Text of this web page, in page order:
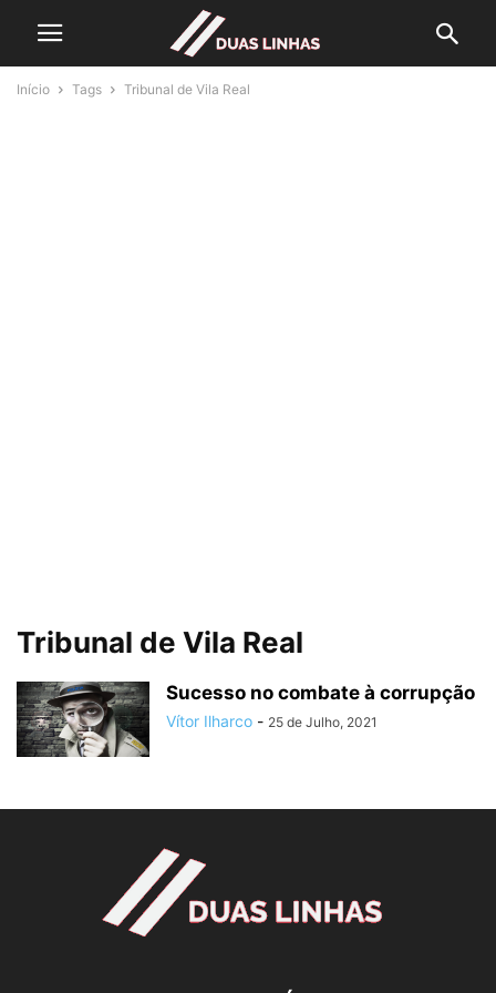
Início Tags Tribunal de Vila Real
Tribunal de Vila Real
Sucesso no combate à corrupção
Vítor Ilharco - 25 de Julho, 2021